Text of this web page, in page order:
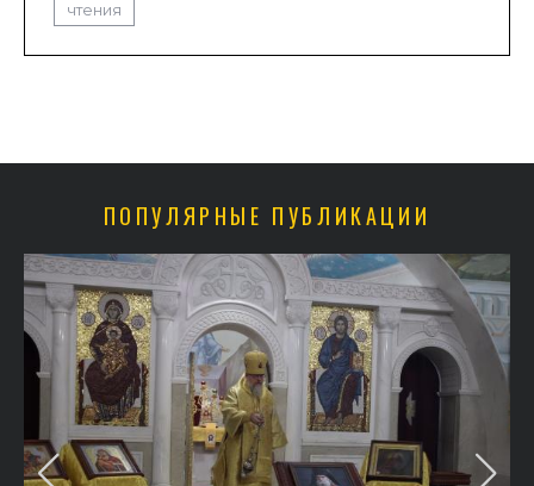
чтения
ПОПУЛЯРНЫЕ ПУБЛИКАЦИИ